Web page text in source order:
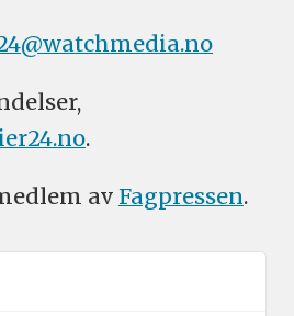
.
av Fagpressen.
etter Vær Varsom-
god presseskikk.